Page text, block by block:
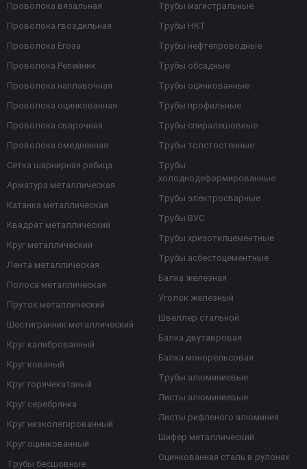
Проволока вязальная
Проволока гвоздильная
Проволока Егоза
Проволока Репейник
Проволока наплавочная
Проволока оцинкованная
Проволока сварочная
Проволока омедненная
Сетка шарнирная рабица
Арматура металлическая
Катанка металлическая
Квадрат металлический
Круг металлический
Лента металлическая
Полоса металлическая
Пруток металлический
Шестигранник металлический
Круг калиброванный
Круг кованый
Круг горячекатаный
Круг серебрянка
Круг низколегированный
Круг оцинкованный
Трубы бесшовные
Трубы магистральные
Трубы НКТ
Трубы нефтепроводные
Трубы обсадные
Трубы оцинкованные
Трубы профильные
Трубы спиралешовные
Трубы толстостенные
Трубы
холоднодеформированные
Трубы электросварные
Трубы ВУС
Трубы хризотилцементные
Трубы асбестоцементные
Балка железная
Уголок железный
Швеллер стальной
Балка двутавровая
Балка монорельсовая
Трубы алюминиевые
Листы алюминиевые
Листы рифленого алюминия
Шифер металлический
Оцинкованная сталь в рулонах